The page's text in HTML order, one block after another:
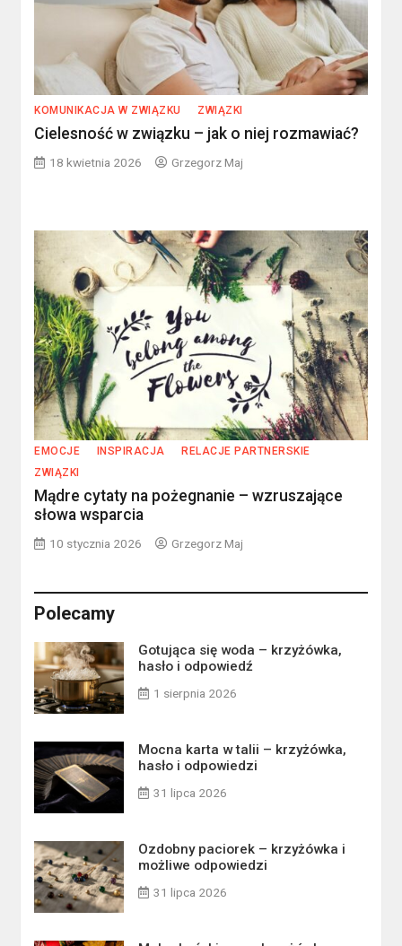
KOMUNIKACJA W ZWIĄZKU ZWIĄZKI
Cielesność w związku – jak o niej rozmawiać?
18 kwietnia 2026 Grzegorz Maj
EMOCJE INSPIRACJA
RELACJE PARTNERSKIE
ZWIĄZKI
Mądre cytaty na pożegnanie – wzruszające
słowa wsparcia
10 stycznia 2026 Grzegorz Maj
Polecamy
Gotująca się woda – krzyżówka,
hasło i odpowiedź
1 sierpnia 2026
Mocna karta w talii – krzyżówka,
hasło i odpowiedzi
31 lipca 2026
Ozdobny paciorek – krzyżówka i
możliwe odpowiedzi
31 lipca 2026